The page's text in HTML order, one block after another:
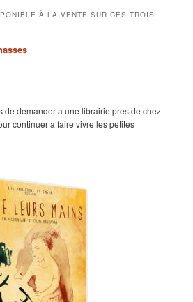
À LA VENTE SUR CES TROIS
de demander a une librairie pres de chez
continuer a faire vivre les petites